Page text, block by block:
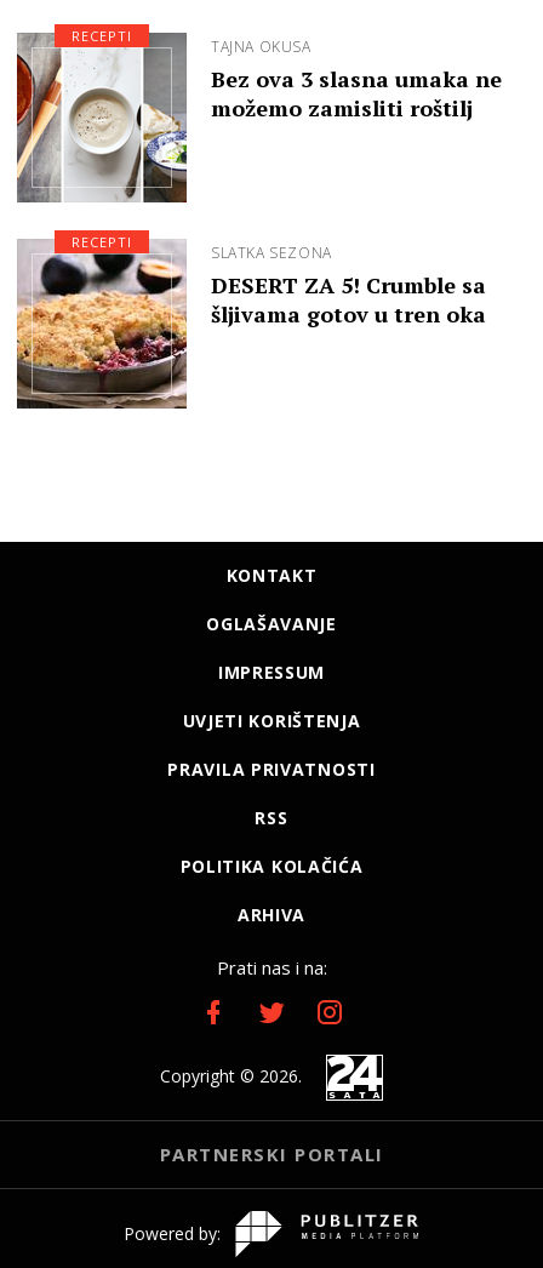
TAJNA OKUSA
Bez ova 3 slasna umaka ne
možemo zamisliti roštilj
RECEPTI
SLATKA SEZONA
DESERT ZA 5! Crumble sa
šljivama gotov u tren oka
RECEPTI
KONTAKT
OGLAŠAVANJE
IMPRESSUM
UVJETI KORIŠTENJA
PRAVILA PRIVATNOSTI
RSS
POLITIKA KOLAČIĆA
ARHIVA
Prati nas i na:
Copyright © 2026.
PARTNERSKI PORTALI
Powered by: